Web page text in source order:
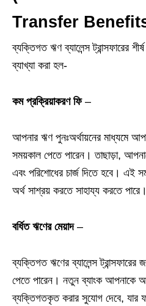
Transfer
ব্যক্তিগত ঋণ ব্যালেন্স ট্রান্সফারের শীর্ষ
ব্যাখ্যা করা হল-
কম প্রক্রিয়াকরণ ফি–
আপনার ঋণ পুনঃঅর্থায়নের মাধ্যমে
সময়কাল পেতে পারেন। তাছাড়া,
এবং পরিশোধের চার্জ দিতে হবে। এই
অর্থ সাশ্রয় করতে সাহায্য করতে পারে।
বর্ধিত ঋণের মেয়াদ–
ব্যক্তিগত ঋণের ব্যালেন্স
পেতে পারেন। নতুন ব্যাংক আপনাকে
ব্যক্তিগতকৃত করার সুযোগ দেবে, যার